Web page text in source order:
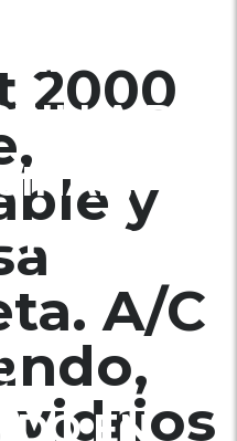
DE
EN
2000
y
A/C
vidrios